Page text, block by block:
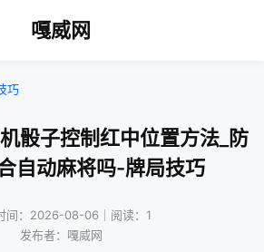
嘎威网
巧
骰子控制红中位置方法_防
自动麻将吗-牌局技巧
间：2026-08-06｜阅读：1
发布者：嘎威网